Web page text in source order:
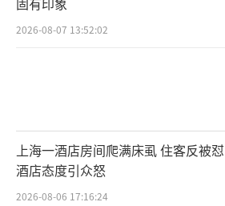
2026-08-07 13:52:02
上海一酒店房间爬满床虱 住客反被怼
酒店态度引众怒
2026-08-06 17:16:24